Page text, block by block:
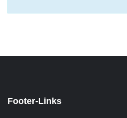
Footer-Links